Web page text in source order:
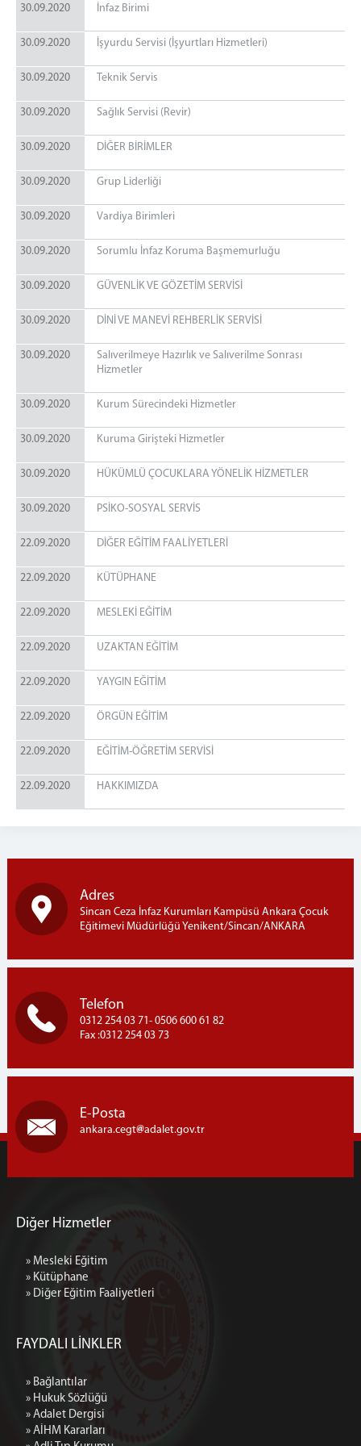
Mektup Okuma Birimi
30.09.2020 İnfaz Birimi
30.09.2020 İşyurdu Servisi (İşyurtları Hizmetleri)
30.09.2020 Teknik Servis
30.09.2020 Sağlık Servisi (Revir)
30.09.2020 DİĞER BİRİMLER
30.09.2020 Grup Liderliği
30.09.2020 Vardiya Birimleri
30.09.2020 Sorumlu İnfaz Koruma Başmemurluğu
30.09.2020 GÜVENLİK VE GÖZETİM SERVİSİ
30.09.2020 DİNİ VE MANEVİ REHBERLİK SERVİSİ
30.09.2020
Salıverilmeye Hazırlık ve Salıverilme Sonrası
Hizmetler
30.09.2020 Kurum Sürecindeki Hizmetler
30.09.2020 Kuruma Girişteki Hizmetler
30.09.2020 HÜKÜMLÜ ÇOCUKLARA YÖNELİK HİZMETLER
30.09.2020 PSİKO-SOSYAL SERVİS
22.09.2020 DİĞER EĞİTİM FAALİYETLERİ
22.09.2020 KÜTÜPHANE
22.09.2020 MESLEKİ EĞİTİM
22.09.2020 UZAKTAN EĞİTİM
22.09.2020 YAYGIN EĞİTİM
22.09.2020 ÖRGÜN EĞİTİM
22.09.2020 EĞİTİM-ÖĞRETİM SERVİSİ
22.09.2020 HAKKIMIZDA
Adres
Sincan Ceza İnfaz Kurumları Kampüsü Ankara Çocuk
Eğitimevi Müdürlüğü Yenikent/Sincan/ANKARA
Telefon
0312 254 03 71- 0506 600 61 82
Fax :0312 254 03 73
E-Posta
ankara.cegt adalet.gov.tr
Diğer Hizmetler
» Mesleki Eğitim
» Kütüphane
» Diğer Eğitim Faaliyetleri
FAYDALI LİNKLER
» Bağlantılar
» Hukuk Sözlüğü
» Adalet Dergisi
» AİHM Kararları